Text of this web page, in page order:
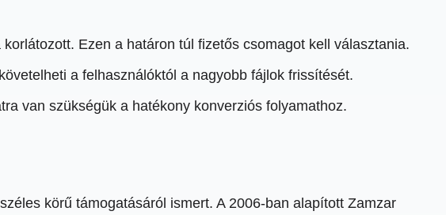
Ezen a határon túl fizetős csomagot kell választania.
a felhasználóktól a nagyobb fájlok frissítését.
van szükségük a hatékony konverziós folyamathoz.
körű támogatásáról ismert. A 2006-ban alapított Zamzar